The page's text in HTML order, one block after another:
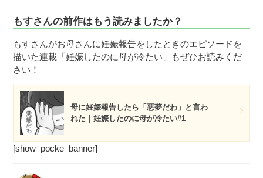
もすさんの前作はもう読みましたか？
もすさんがお母さんに妊娠報告をしたときのエピソードを
描いた連載「妊娠したのに母が冷たい」もぜひお読みくだ
さい！
母に妊娠報告したら「悪夢だわ」と言わ
れた｜妊娠したのに母が冷たい#1
[show_pocke_banner]